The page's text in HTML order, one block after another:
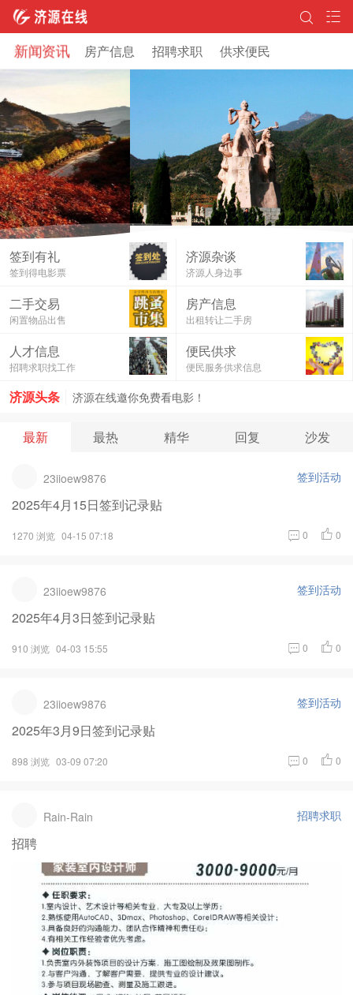
新闻资讯 房产信息 招聘求职 供求便民
签到有礼
签到得电影票
济源杂谈
济源人身边事
二手交易
闲置物品出售
房产信息
出租转让二手房
人才信息
招聘求职找工作
便民供求
便民服务供求信息
济源头条
济源在线邀你免费看电影！
济源在线邀你免费看电影！
济源在线邀你免费看电影！
最新 最热 精华 回复 沙发
23iioew9876 签到活动
2025年4月15日签到记录贴
1270 浏览 04-15 07:18 0 0
23iioew9876 签到活动
2025年4月3日签到记录贴
910 浏览 04-03 15:55 0 0
23iioew9876 签到活动
2025年3月9日签到记录贴
898 浏览 03-09 07:20 0 0
Rain-Rain 招聘求职
招聘